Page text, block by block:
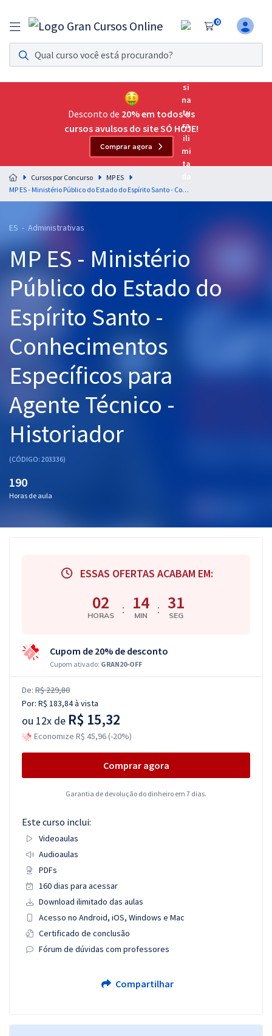
0
Assinatura Ilimitada 11
Acesso a todos os cursos. Teste grátis por 7 dias!
Assinatura OAB Até Passar
Acesso ilimitado a toda preparação para o Exame da
Residências Multiprofissionais
Preparação completa e intensiva para as principais
residências em saúde do Brasil
Cursos 20% OFF
Pós
Graduação
OAB
Questões grátis
Desconto de 20% em todos os
cursos avulsos do site SÓ HOJE!
Comprar agora
Cursos por Concurso
MP ES
MP ES - Ministério Público do Estado do Espírito Santo - Conhecimentos Específicos para Agente Técnico - Historiador
ES - Administrativas
MP ES - Ministério
Público do Estado do
Espírito Santo -
Conhecimentos
Específicos para
Agente Técnico -
Historiador
(CÓDIGO: 203336)
190
Horas de aula
ESSAS OFERTAS ACABAM EM:
02
HORAS : 14
MIN : 30
SEG
Cupom de 20% de desconto
Cupom ativado: GRAN20-OFF
De: R$ 229,80
Por: R$ 183,84à vista
ou 12x de R$ 15,32
Economize R$ 45,96 (-20%)
Comprar agora
Garantia de devolução do dinheiro em 7 dias.
Este curso inclui:
Videoaulas
Audioaulas
PDFs
160 dias para acessar
Download ilimitado das aulas
Acesso no Android, iOS, Windows e Mac
Certificado de conclusão
Fórum de dúvidas com professores
Compartilhar